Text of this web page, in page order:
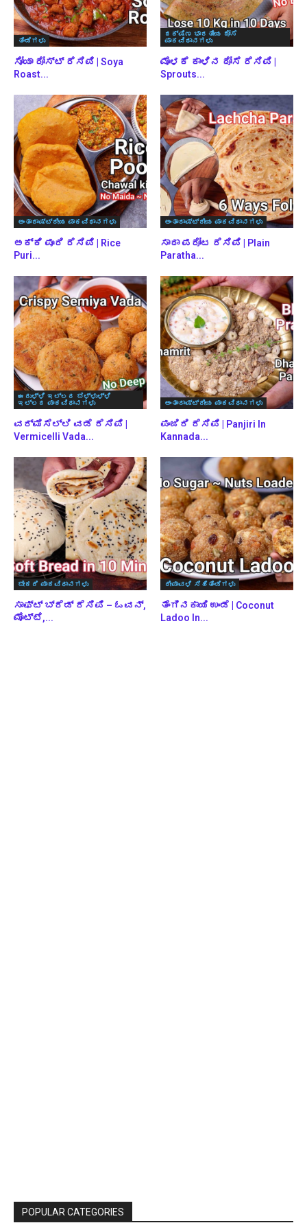
ತಿಂಡಿಗಳು
ಸೋಯಾ ರೋಸ್ಟ್ ರೆಸಿಪಿ | Soya
Roast...
ದಕ್ಷಿಣ ಭಾರತೀಯ ದೋಸೆ
ಪಾಕವಿಧಾನಗಳು
ಮೊಳಕೆ ಕಾಳಿನ ದೋಸೆ ರೆಸಿಪಿ |
Sprouts...
ಅಂತಾರಾಷ್ಟ್ರೀಯ ಪಾಕವಿಧಾನಗಳು
ಅಕ್ಕಿ ಪೂರಿ ರೆಸಿಪಿ | Rice
Puri...
ಅಂತಾರಾಷ್ಟ್ರೀಯ ಪಾಕವಿಧಾನಗಳು
ಸಾದಾ ಪರೋಟ ರೆಸಿಪಿ | Plain
Paratha...
ಈರುಳ್ಳಿ ಇಲ್ಲದ ಬೆಳ್ಳುಳ್ಳಿ
ಇಲ್ಲದ ಪಾಕವಿಧಾನಗಳು
ವರ್ಮಿಸೆಲ್ಲಿ ವಡೆ ರೆಸಿಪಿ |
Vermicelli Vada...
ಅಂತಾರಾಷ್ಟ್ರೀಯ ಪಾಕವಿಧಾನಗಳು
ಪಂಜಿರಿ ರೆಸಿಪಿ | Panjiri In
Kannada...
ಬೇಕರಿ ಪಾಕವಿಧಾನಗಳು
ಸಾಫ್ಟ್ ಬ್ರೆಡ್ ರೆಸಿಪಿ – ಓವನ್,
ಮೊಟ್ಟೆ,...
ದೀಪಾವಳಿ ಸಿಹಿತಿಂಡಿಗಳು
ತೆಂಗಿನಕಾಯಿ ಉಂಡೆ | Coconut
Ladoo In...
POPULAR CATEGORIES